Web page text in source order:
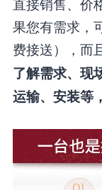
果您有需求，
费接送），而
了解需求、现
运输、安装等